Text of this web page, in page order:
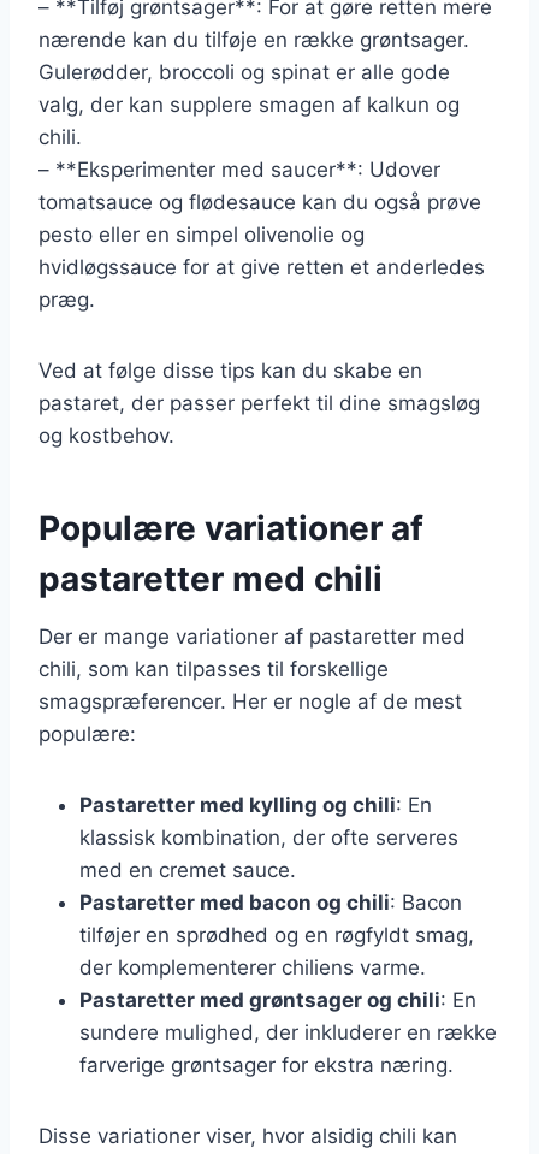
– **Tilføj grøntsager**: For at gøre retten mere
nærende kan du tilføje en række grøntsager.
Gulerødder, broccoli og spinat er alle gode
valg, der kan supplere smagen af kalkun og
chili.
– **Eksperimenter med saucer**: Udover
tomatsauce og flødesauce kan du også prøve
pesto eller en simpel olivenolie og
hvidløgssauce for at give retten et anderledes
præg.
Ved at følge disse tips kan du skabe en
pastaret, der passer perfekt til dine smagsløg
og kostbehov.
Populære variationer af
pastaretter med chili
Der er mange variationer af pastaretter med
chili, som kan tilpasses til forskellige
smagspræferencer. Her er nogle af de mest
populære:
Pastaretter med kylling og chili: En
klassisk kombination, der ofte serveres
med en cremet sauce.
Pastaretter med bacon og chili: Bacon
tilføjer en sprødhed og en røgfyldt smag,
der komplementerer chiliens varme.
Pastaretter med grøntsager og chili: En
sundere mulighed, der inkluderer en række
farverige grøntsager for ekstra næring.
Disse variationer viser, hvor alsidig chili kan